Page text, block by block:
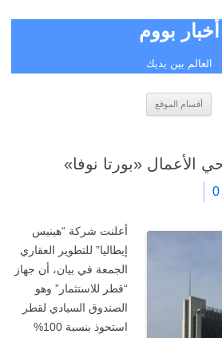
أخبار بووم
العالم بين يديك
أقسام الموقع
«بورتا نوفا»
أعلنت شركة “هينيس
إيطاليا” للتطوير العقاري
الجمعة في بيان، أن جهاز
“قطر للاستثمار” وهو
الصندوق السيادي لقطر
استحوذ بنسبة 100%